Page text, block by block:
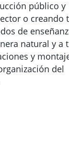
público y
o creando
de
natural y a
y
del